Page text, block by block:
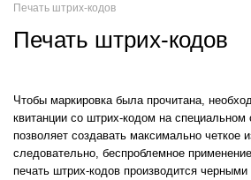
Печать штрих-кодов
Печать штрих-кодов
Чтобы маркировка была прочитана,
квитанции со штрих-кодом на специальном
позволяет создавать максимально четкое
следовательно, беспроблемное
печать штрих-кодов производится